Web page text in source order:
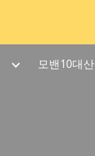
모밴10대산